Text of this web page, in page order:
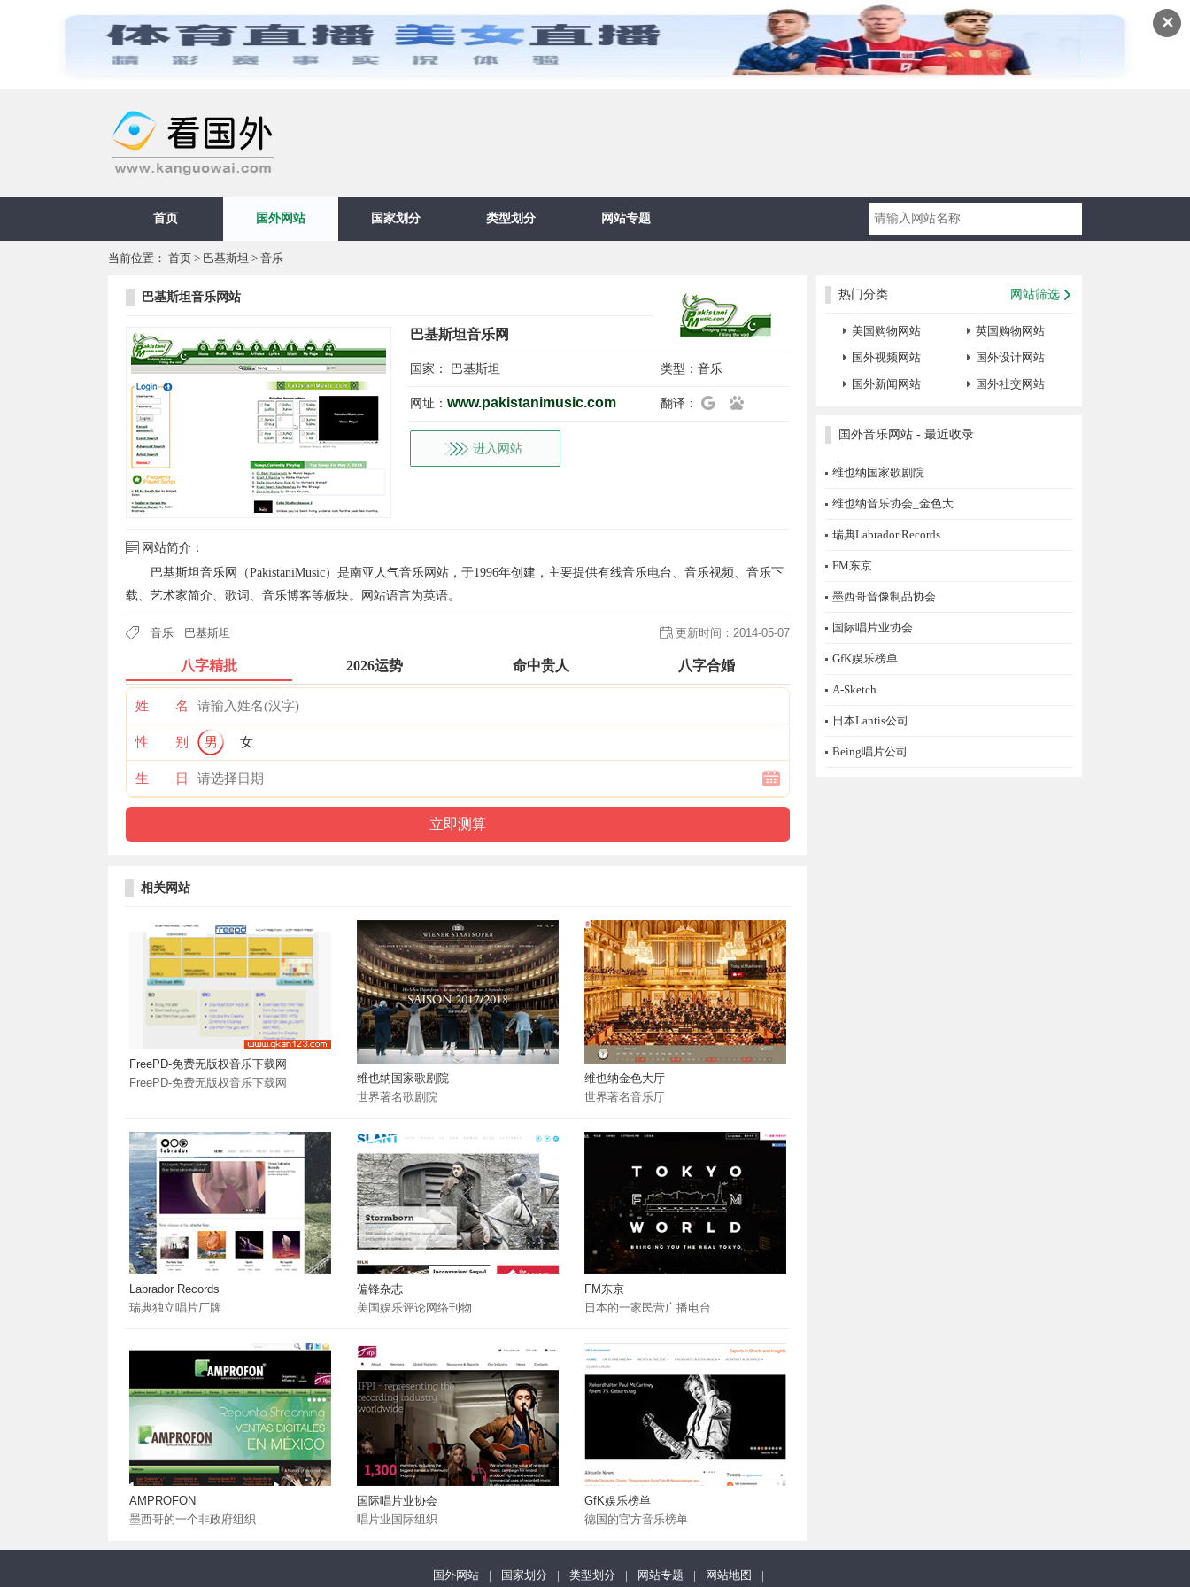
✕
首页 国外网站 国家划分 类型划分 网站专题
当前位置： 首页 > 巴基斯坦 > 音乐
巴基斯坦音乐网站
巴基斯坦音乐网
国家： 巴基斯坦 类型： 音乐
网址： www.pakistanimusic.com 翻译：
进入网站
网站简介：
巴基斯坦音乐网（PakistaniMusic）是南亚人气音乐网站，于1996年创建，主要提供有线音乐电台、音乐视频、音乐下
载、艺术家简介、歌词、音乐博客等板块。网站语言为英语。
音乐 巴基斯坦 更新时间： 2014-05-07
八字精批 2026运势 命中贵人 八字合婚
姓 名
性 别 男 女
生 日
相关网站
FreePD-免费无版权音乐下载网
FreePD-免费无版权音乐下载网
维也纳国家歌剧院
世界著名歌剧院
维也纳金色大厅
世界著名音乐厅
Labrador Records
瑞典独立唱片厂牌
偏锋杂志
美国娱乐评论网络刊物
FM东京
日本的一家民营广播电台
AMPROFON
墨西哥的一个非政府组织
国际唱片业协会
唱片业国际组织
GfK娱乐榜单
德国的官方音乐榜单
热门分类 网站筛选
美国购物网站
英国购物网站
国外视频网站
国外设计网站
国外新闻网站
国外社交网站
国外音乐网站 - 最近收录
维也纳国家歌剧院
维也纳音乐协会_金色大
瑞典Labrador Records
FM东京
墨西哥音像制品协会
国际唱片业协会
GfK娱乐榜单
A-Sketch
日本Lantis公司
Being唱片公司
国外网站 | 国家划分 | 类型划分 | 网站专题 | 网站地图 |